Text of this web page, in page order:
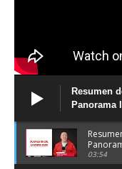
Resumen
Panorama
03:54